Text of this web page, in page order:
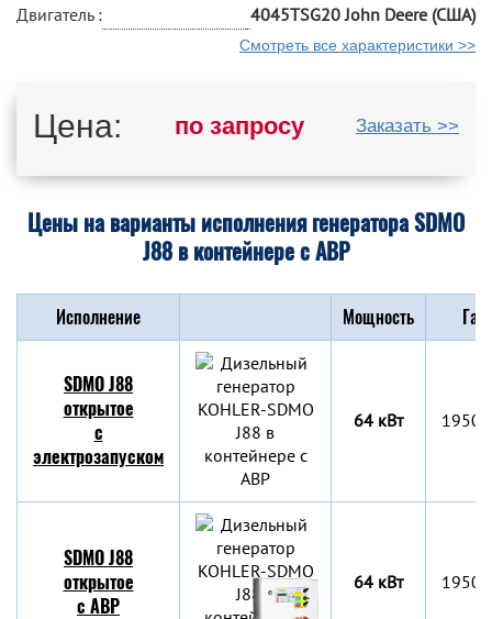
Двигатель :
4045TSG20 John Deere (США)
Смотреть все характеристики >>
Цена: по запросу Заказать >>
Цены на варианты исполнения генератора SDMO
J88 в контейнере с АВР
Исполнение Мощность
SDMO J88
открытое
с
электрозапуском
64 кВт
SDMO J88
открытое
c АВР
64 кВт